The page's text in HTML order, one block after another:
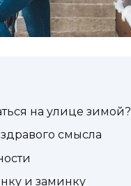
на улице зимой?
смысла
и заминку